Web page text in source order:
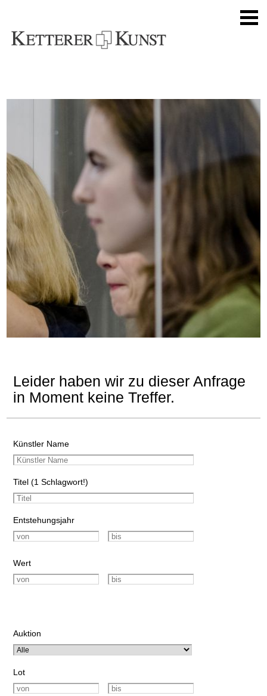
Leider haben wir zu dieser Anfrage
in Moment keine Treffer.
Künstler Name
Titel (1 Schlagwort!)
Entstehungsjahr
Wert
Auktion
Lot